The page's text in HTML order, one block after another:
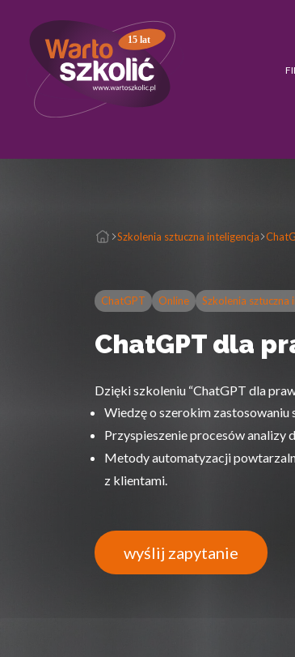
15 lat
Szkolenia sztuczna inteligencja
ChatGPT Online Szkolenia sztuczna
ChatGPT dla
Dzięki szkoleniu “ChatGPT dla
Wiedzę o szerokim
Przyspieszenie procesów analizy
Metody automatyzacji
z klientami.
wyślij zapytanie